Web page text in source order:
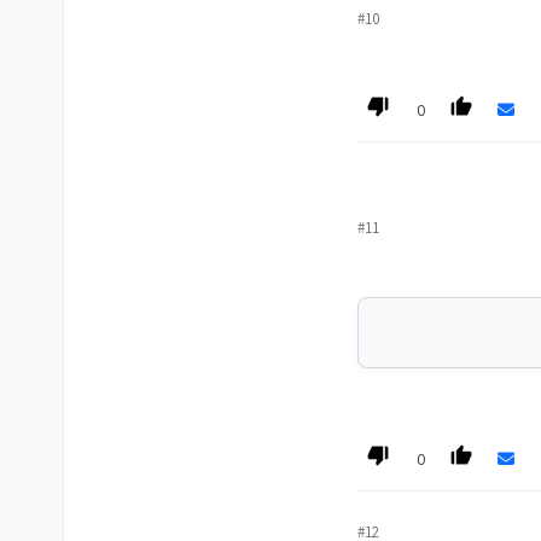
#10
0
#11
0
#12